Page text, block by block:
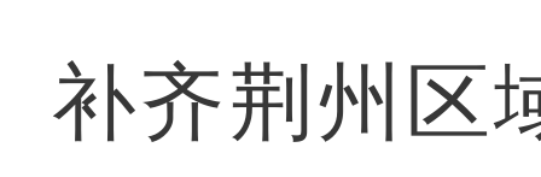
补齐荆州区